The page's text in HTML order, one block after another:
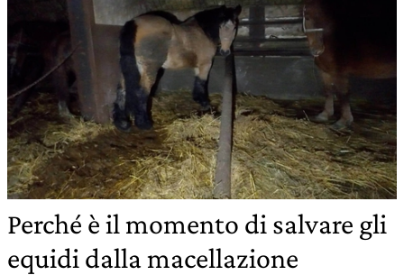
Perché è il momento di salvare gli
equidi dalla macellazione